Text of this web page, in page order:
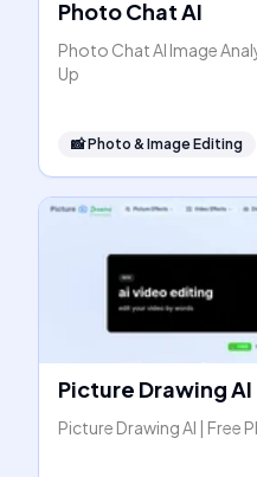
Photo Chat AI
Photo Chat AI Image
Up
📸Photo & Image Editing
Picture Drawing AI
Picture Drawing AI |